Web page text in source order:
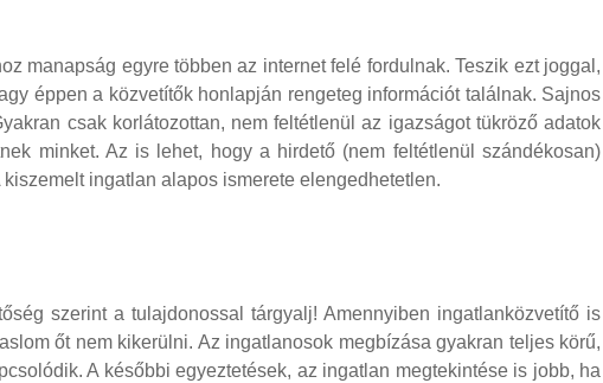
manapság egyre többen az internet felé fordulnak. Teszik ezt joggal,
éppen a közvetítők honlapján rengeteg információt találnak. Sajnos
csak korlátozottan, nem feltétlenül az igazságot tükröző adatok
minket. Az is lehet, hogy a hirdető (nem feltétlenül szándékosan)
ingatlan alapos ismerete elengedhetetlen.
szerint a tulajdonossal tárgyalj! Amennyiben ingatlanközvetítő is
őt nem kikerülni. Az ingatlanosok megbízása gyakran teljes körű,
A későbbi egyeztetések, az ingatlan megtekintése is jobb, ha